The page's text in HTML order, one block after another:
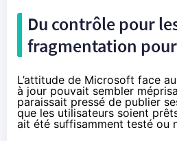
Du contrôle pour
fragmentation
L’attitude de Microsoft face
à jour pouvait sembler
paraissait pressé de publier
que les utilisateurs soient
ait été suffisamment testé ou